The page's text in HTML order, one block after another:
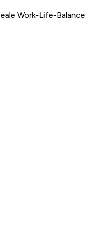
Work-Life-Balance.